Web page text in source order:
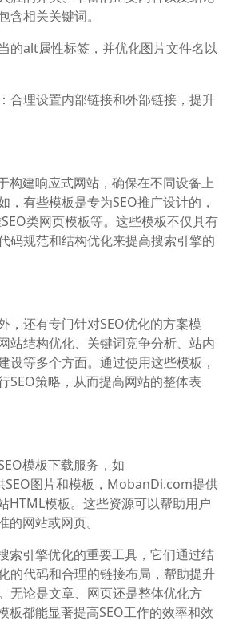
含相关关键词。
的alt属性标签，并优化图片文件名以
合理设置内部链接和外部链接，提升
构建响应式网站，确保在不同设备上
，有些模板是专为SEO推广设计的，
类网页模板等。这些模板不仅具有
码规范和结构优化来提高搜索引擎的
，还有专门针对SEO优化的方案模
站结构优化、关键词竞争分析、站内
设等多个方面。通过使用这些模板，
SEO策略，从而提高网站的整体表
模板下载服务，如
图片和模板，MobanDi.com提供
HTML模板。这些资源可以帮助用户
的网站或网页。
索引擎优化的重要工具，它们通过结
的代码和合理的链接布局，帮助提升
无论是文章、网页还是整体优化方
板都能显著提高SEO工作的效率和效